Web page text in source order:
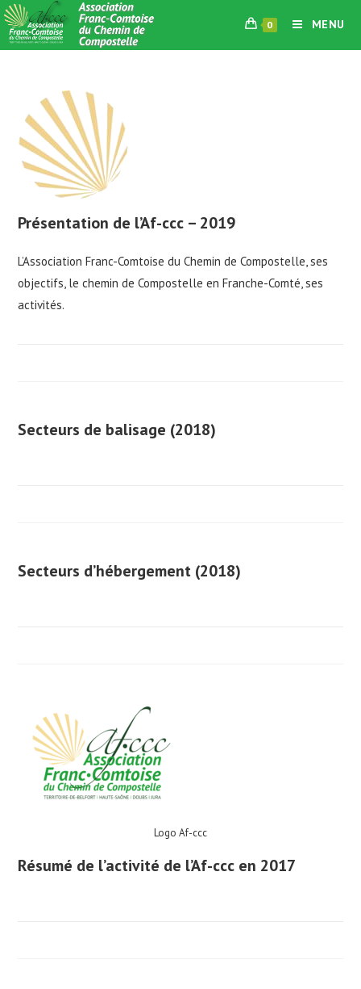
Skip
to
content
0 MENU
Présentation de l’Af-ccc – 2019
L’Association Franc-Comtoise du Chemin de Compostelle, ses
objectifs, le chemin de Compostelle en Franche-Comté, ses
activités.
Secteurs de balisage (2018)
Secteurs d’hébergement (2018)
Logo Af-ccc
Résumé de l’activité de l’Af-ccc en 2017